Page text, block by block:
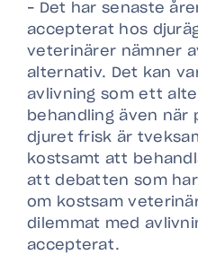
– Det har senaste
accepterat hos
veterinärer nämner
alternativ. Det kan
avlivning som ett
behandling även
djuret frisk är
kostsamt att
att debatten som
om kostsam
dilemmat med
accepterat.